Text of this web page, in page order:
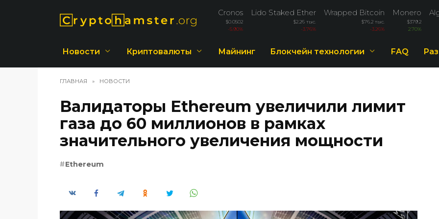
Cronos
$0.0502
-5.90%
Lido Staked Ether
$2.26 тыс.
-3.76%
Wrapped Bitcoin
$76.2 тыс.
-3.26%
Monero
$379.2
2.70%
Новости Криптовалюты Майнинг Блокчейн технологии FAQ
ГЛАВНАЯ » НОВОСТИ
Валидаторы Ethereum увеличили лимит
газа до 60 миллионов в рамках
значительного увеличения мощности
Ethereum